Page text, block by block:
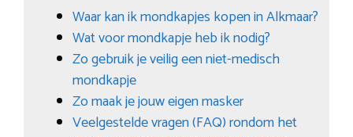
Waar kan ik mondkapjes kopen in Alkmaar?
Wat voor mondkapje heb ik nodig?
Zo gebruik je veilig een niet-medisch
mondkapje
Zo maak je jouw eigen masker
Veelgestelde vragen (FAQ) rondom het